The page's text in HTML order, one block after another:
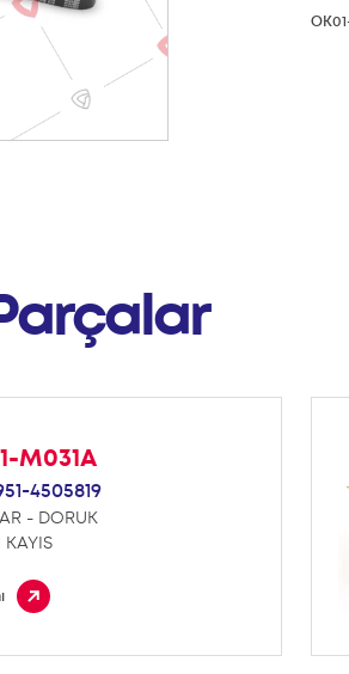
M031A
4505819
- DORUK
KAYIS